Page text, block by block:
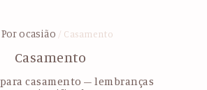
Por ocasião / Casamento
Casamento
casamento – lembranças